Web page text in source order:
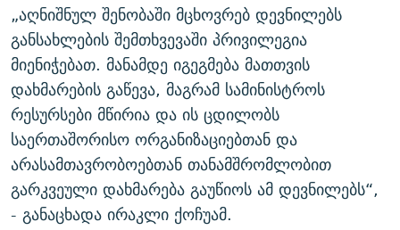
„აღნიშნულ შენობაში მცხოვრებ დევნილებს
განსახლების შემთხვევაში პრივილეგია
მიენიჭებათ. მანამდე იგეგმება მათთვის
დახმარების გაწევა, მაგრამ სამინისტროს
რესურსები მწირია და ის ცდილობს
საერთაშორისო ორგანიზაციებთან და
არასამთავრობოებთან თანამშრომლობით
გარკვეული დახმარება გაუწიოს ამ დევნილებს“,
- განაცხადა ირაკლი ქოჩუამ.